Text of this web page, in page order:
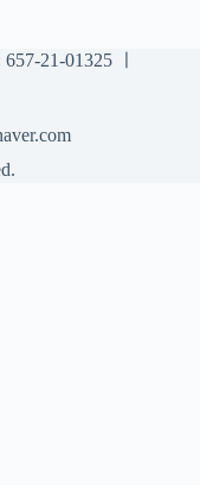
21-01325 ㅣ